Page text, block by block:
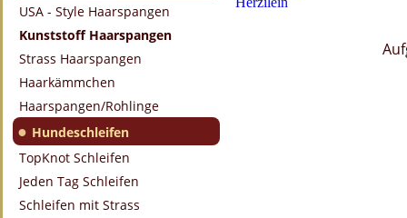
USA - Style Haarspangen
Kunststoff Haarspangen
Strass Haarspangen
Haarkämmchen
Haarspangen/Rohlinge
● Hundeschleifen
TopKnot Schleifen
Jeden Tag Schleifen
Schleifen mit Strass